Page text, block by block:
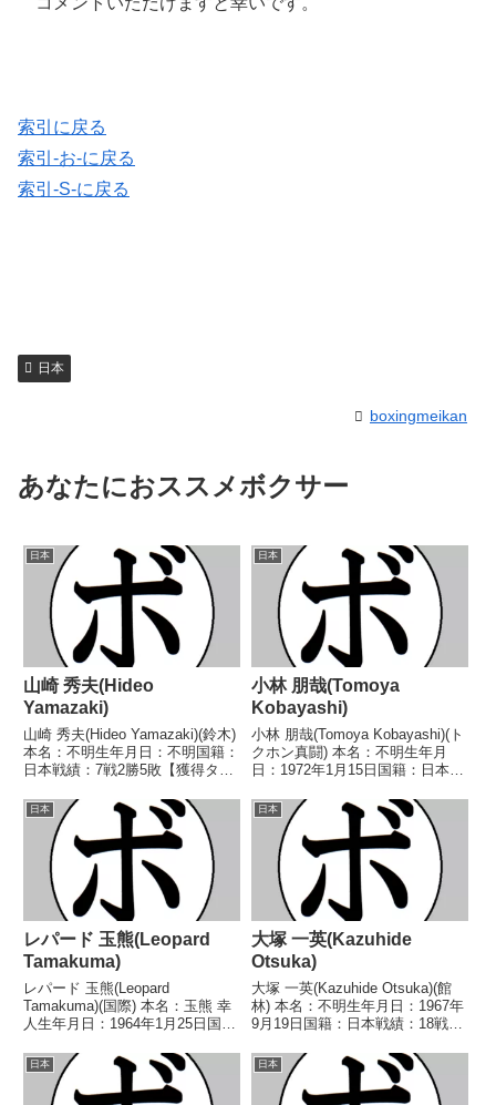
索引に戻る
索引-お-に戻る
索引-S-に戻る
日本
boxingmeikan
あなたにおススメボクサー
日本
山崎 秀夫(Hideo
Yamazaki)
山崎 秀夫(Hideo Yamazaki)(鈴木)
本名：不明生年月日：不明国籍：
日本戦績：7戦2勝5敗【獲得タイ
○4R判定 (採点不明) 平野 祐司
(碓氷)1946/10/19 ○4R判定 (採点
不明...
日本
小林 朋哉(Tomoya
Kobayashi)
小林 朋哉(Tomoya Kobayashi)(ト
クホン真闘) 本名：不明生年月
日：1972年1月15日国籍：日本戦
得タイトル】なし 【戦歴】
1991/04/22 ●1RKO 土屋 光太
(赤坂)1991...
日本
レパード 玉熊(Leopard
Tamakuma)
レパード 玉熊(Leopard
Tamakuma)(国際) 本名：玉熊 幸
人生年月日：1964年1月25日国
敗1分 【獲得タイトル】全日本ラ
イトフライ級新人王1986年度フ
ジテレビ杯A級賞金トーナメン...
日本
大塚 一英(Kazuhide
Otsuka)
大塚 一英(Kazuhide Otsuka)(館
林) 本名：不明生年月日：1967年
9月19日国籍：日本戦績：18戦7
し 【戦歴】1993/04/06 ○4R判
定 3-0(39-38、39-38、40-...
日本 日本